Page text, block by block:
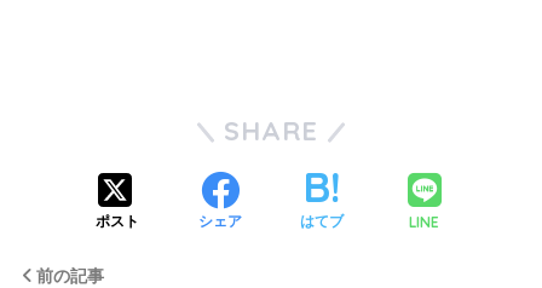
SHARE
ポスト シェア はてブ LINE
前の記事